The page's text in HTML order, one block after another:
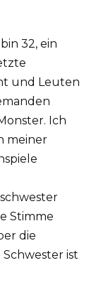
32, ein
und Leuten
Ich
meiner
Stimme
die
ist